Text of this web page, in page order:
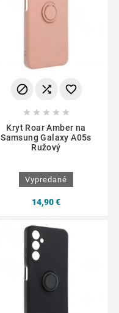
  
    
Kryt Roar Amber na
Samsung Galaxy A05s
Ružový
Vypredané
14,90 €